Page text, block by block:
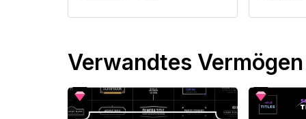
Verwandtes Vermögen